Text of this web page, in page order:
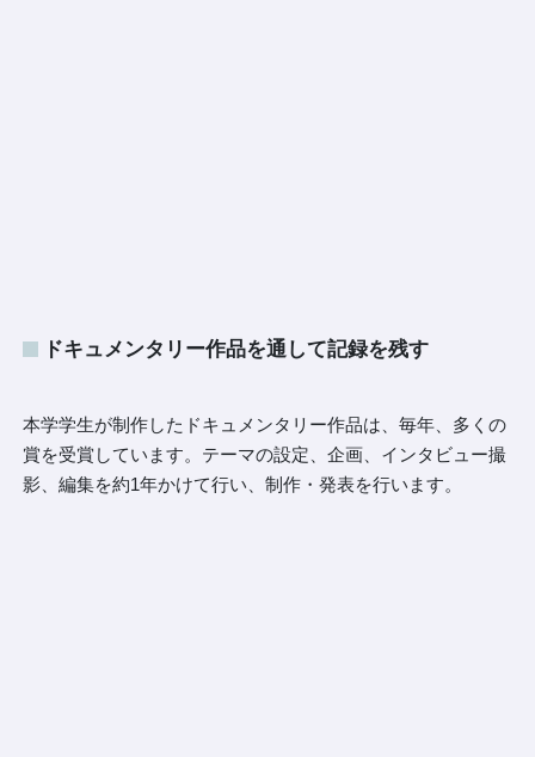
ドキュメンタリー作品を通して記録を残す
本学学生が制作したドキュメンタリー作品は、毎年、多くの
賞を受賞しています。テーマの設定、企画、インタビュー撮
影、編集を約1年かけて行い、制作・発表を行います。